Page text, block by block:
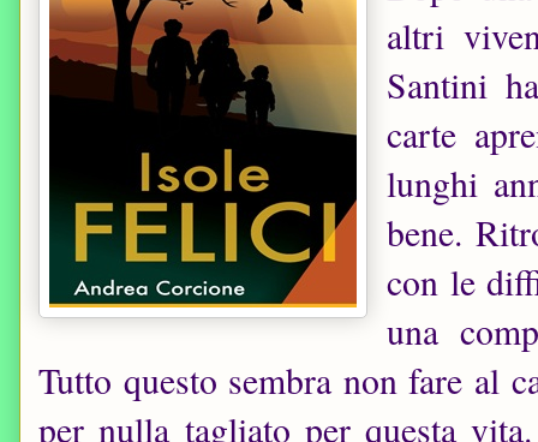
altri
Santini
carte
lunghi
bene.
con le
una
Tutto questo sembra non fare al
per nulla tagliato per questa